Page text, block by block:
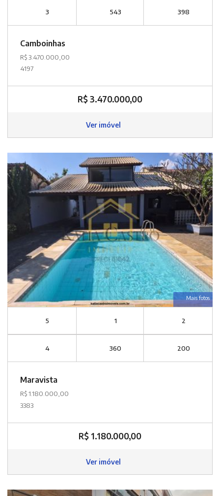
3 543 398
Camboinhas
R$ 3.470.000,00
4197
R$ 3.470.000,00
Ver imóvel
Mais fotos
5 1 2
4 360 200
Maravista
R$ 1.180.000,00
3383
R$ 1.180.000,00
Ver imóvel